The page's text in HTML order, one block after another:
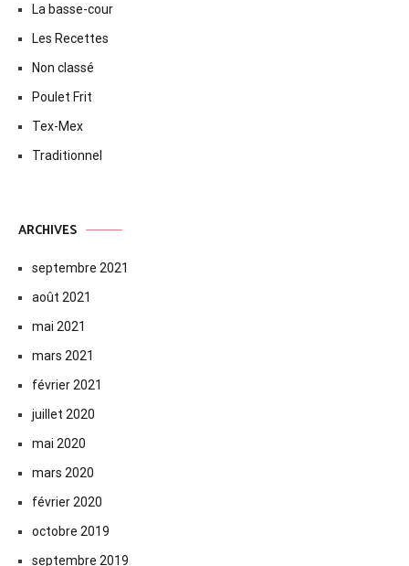
La basse-cour
Les Recettes
Non classé
Poulet Frit
Tex-Mex
Traditionnel
ARCHIVES
septembre 2021
août 2021
mai 2021
mars 2021
février 2021
juillet 2020
mai 2020
mars 2020
février 2020
octobre 2019
septembre 2019